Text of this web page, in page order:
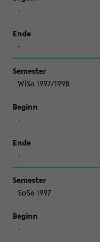
-
-
WiSe 1997/1998
-
-
SoSe 1997
-